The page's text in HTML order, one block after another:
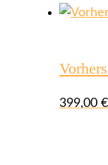
399,00 €